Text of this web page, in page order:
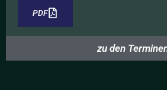
PDF
zu den